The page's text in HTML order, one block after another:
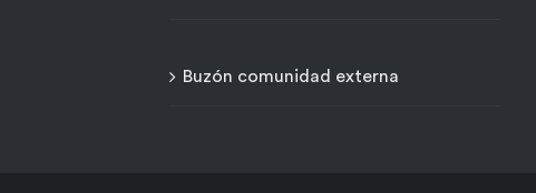
Buzón comunidad externa